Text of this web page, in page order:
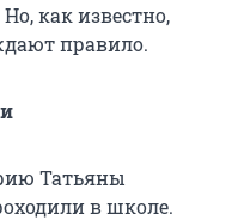
как известно,
правило.
Татьяны
в школе.